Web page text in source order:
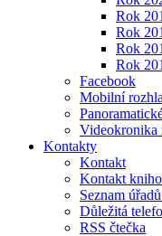
Rok
Rok
Rok
Rok
Facebook
Mobilní
Videokronika
Kontakty
Kontakt
Kontakt
Seznam
Důležitá
RSS čtečka